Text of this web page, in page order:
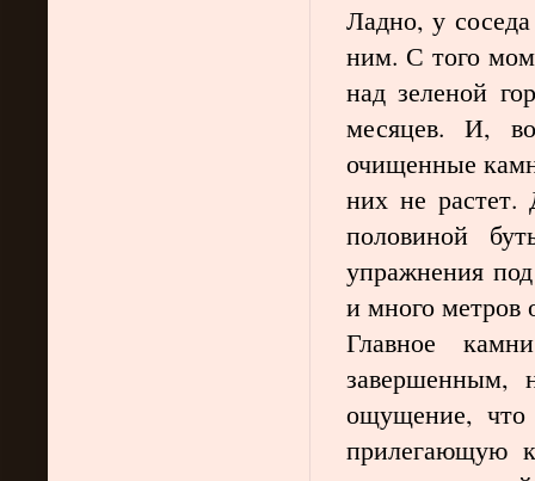
Ладно, у
ним. С того
над зеленой
месяцев. И,
очищенные
них не растет.
половиной
упражнения
и много метров
Главное
завершенным,
ощущение,
прилегающую